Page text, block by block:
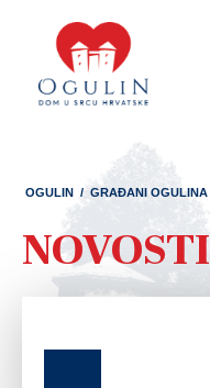
OGULIN / GRAĐANI OGULINA
NOVOSTI